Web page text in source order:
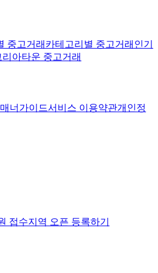
중고거래 카테고리별 중고거래 인기
리아타운 중고거래
매너가이드서비스 이용약관개인정
접수지역 오픈 등록하기